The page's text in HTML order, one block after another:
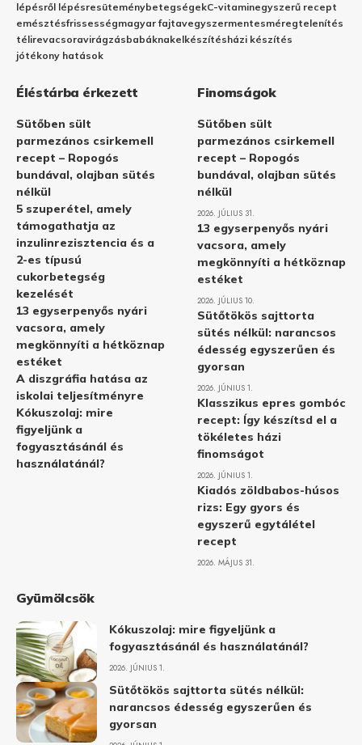
lépésről lépésresüteménybetegségekC-vitaminegyszerű recept
emésztésfrissességmagyar fajtavegyszermentesméregtelenítés
télirevacsoravirágzásbabáknakelkészítésházi készítés
jótékony hatások
Éléstárba érkezett
Sütőben sült
parmezános csirkemell
recept – Ropogós
bundával, olajban sütés
nélkül
5 szuperétel, amely
támogathatja az
inzulinrezisztencia és a
2-es típusú
cukorbetegség
kezelését
13 egyserpenyős nyári
vacsora, amely
megkönnyíti a hétköznap
estéket
A diszgráfia hatása az
iskolai teljesítményre
Kókuszolaj: mire
figyeljünk a
fogyasztásánál és
használatánál?
Finomságok
Sütőben sült
parmezános csirkemell
recept – Ropogós
bundával, olajban sütés
nélkül
2026. JÚLIUS 31.
13 egyserpenyős nyári
vacsora, amely
megkönnyíti a hétköznap
estéket
2026. JÚLIUS 10.
Sütőtökös sajttorta
sütés nélkül: narancsos
édesség egyszerűen és
gyorsan
2026. JÚNIUS 1.
Klasszikus epres gombóc
recept: Így készítsd el a
tökéletes házi
finomságot
2026. JÚNIUS 1.
Kiadós zöldbabos-húsos
rizs: Egy gyors és
egyszerű egytálétel
recept
2026. MÁJUS 31.
Gyümölcsök
Kókuszolaj: mire figyeljünk a
fogyasztásánál és használatánál?
2026. JÚNIUS 1.
Sütőtökös sajttorta sütés nélkül:
narancsos édesség egyszerűen és
gyorsan